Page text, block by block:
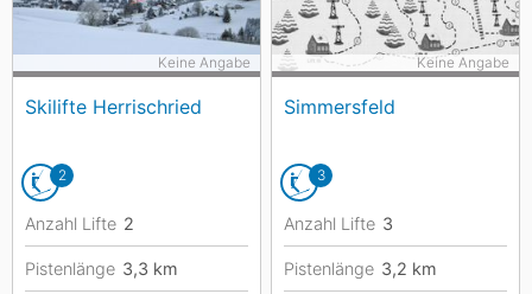
Skilifte Herrischried
Keine Angabe
2
Anzahl Lifte 2
Pistenlänge 3,3 km
Simmersfeld
Keine Angabe
3
Anzahl Lifte 3
Pistenlänge 3,2 km